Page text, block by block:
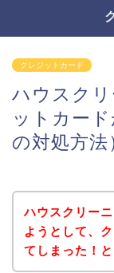
クレジットカード
ハウスク
ットカー
の対処方法
ハウスクリー
ようとして、
てしまった！